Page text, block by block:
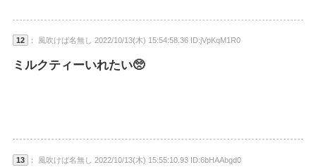
12 ： 風吹けば名無し 2022/10/13(木) 15:54:58.36 ID:jVpKqM1R0
ミルクティーいれたい🥺
13 ： 風吹けば名無し 2022/10/13(木) 15:55:10.93 ID:6bHAAbgd0